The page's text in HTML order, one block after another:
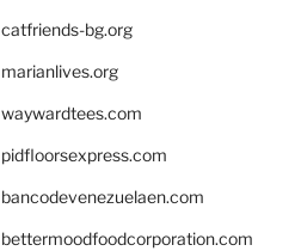
catfriends-bg.org
marianlives.org
waywardtees.com
pidfloorsexpress.com
bancodevenezuelaen.com
bettermoodfoodcorporation.com